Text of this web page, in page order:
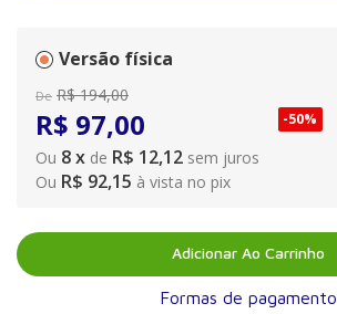
Versão física
De R$ 194,00
R$ 97,00
Ou 8x de R$ 12,12 sem juros
-50%
Ou R$ 92,15 à vista no pix
Adicionar Ao Carrinho
Formas de pagamento